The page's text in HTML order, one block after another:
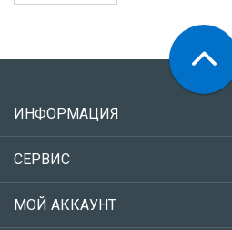
ИНФОРМАЦИЯ
СЕРВИС
МОЙ АККАУНТ